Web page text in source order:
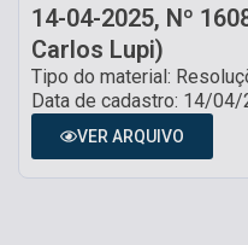
14-04-2025, Nº
Carlos Lupi)
Tipo do material:
Data de cadastro: 14/04/
VER ARQUIVO